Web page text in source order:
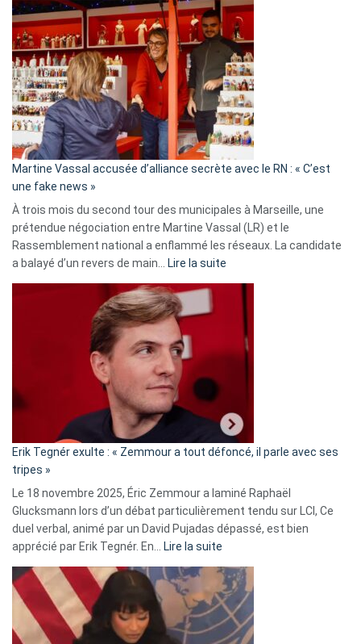
Algérie
Martine Vassal accusée d’alliance secrète avec le RN : « C’est
une fake news »
À trois mois du second tour des municipales à Marseille, une
prétendue négociation entre Martine Vassal (LR) et le
Rassemblement national a enflammé les réseaux. La candidate
a balayé d’un revers de main… Lire la suite
d’alliance
secrète
«
C’est
fake
news
»
Erik Tegnér exulte : « Zemmour a tout défoncé, il parle avec ses
tripes »
Le 18 novembre 2025, Éric Zemmour a laminé Raphaël
Glucksmann lors d’un débat particulièrement tendu sur LCI, Ce
duel verbal, animé par un David Pujadas dépassé, est bien
apprécié par Erik Tegnér. En… Lire la suite
Tegnér
exulte
« Zemmour